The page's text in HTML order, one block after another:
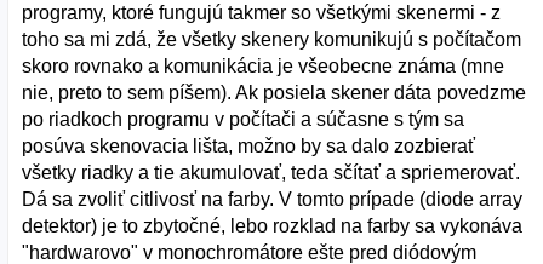
programy, ktoré fungujú takmer so všetkými skenermi - z
toho sa mi zdá, že všetky skenery komunikujú s počítačom
skoro rovnako a komunikácia je všeobecne známa (mne
nie, preto to sem píšem). Ak posiela skener dáta povedzme
po riadkoch programu v počítači a súčasne s tým sa
posúva skenovacia lišta, možno by sa dalo zozbierať
všetky riadky a tie akumulovať, teda sčítať a spriemerovať.
Dá sa zvoliť citlivosť na farby. V tomto prípade (diode array
detektor) je to zbytočné, lebo rozklad na farby sa vykonáva
"hardwarovo" v monochromátore ešte pred diódovým